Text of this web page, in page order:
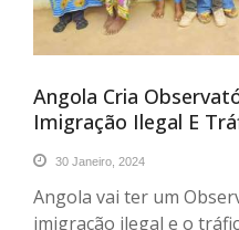
Angola Cria
Imigração Ilegal E
30 Janeiro, 2024
Angola vai ter um
imigração ilegal e o